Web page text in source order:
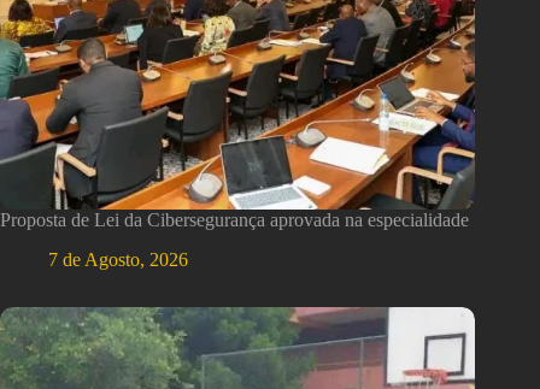
Proposta de Lei da Cibersegurança aprovada na especialidade
7 de Agosto, 2026